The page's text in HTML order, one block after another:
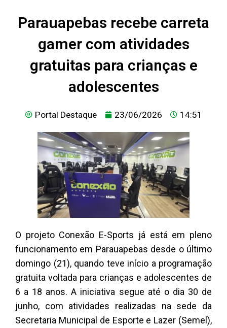
Parauapebas recebe carreta
gamer com atividades
gratuitas para crianças e
adolescentes
Portal Destaque 23/06/2026 14:51
O projeto Conexão E-Sports já está em pleno
funcionamento em Parauapebas desde o último
domingo (21), quando teve início a programação
gratuita voltada para crianças e adolescentes de
6 a 18 anos. A iniciativa segue até o dia 30 de
junho, com atividades realizadas na sede da
Secretaria Municipal de Esporte e Lazer (Semel),